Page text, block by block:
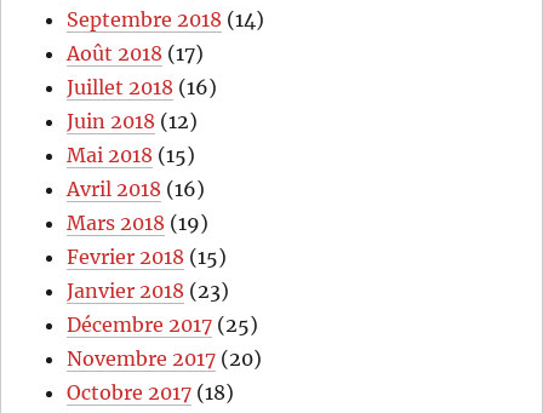
Septembre 2018 (14)
Août 2018 (17)
Juillet 2018 (16)
Juin 2018 (12)
Mai 2018 (15)
Avril 2018 (16)
Mars 2018 (19)
Fevrier 2018 (15)
Janvier 2018 (23)
Décembre 2017 (25)
Novembre 2017 (20)
Octobre 2017 (18)